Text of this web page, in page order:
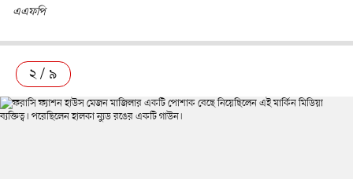
এএফপি
২ / ৯